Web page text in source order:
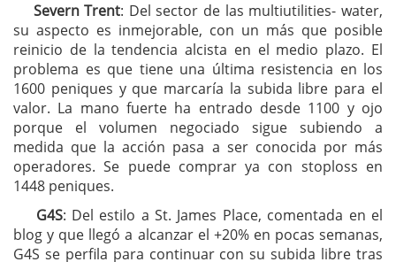
Severn Trent: Del sector de las multiutilities- water,
su aspecto es inmejorable, con un más que posible
reinicio de la tendencia alcista en el medio plazo. El
problema es que tiene una última resistencia en los
1600 peniques y que marcaría la subida libre para el
valor. La mano fuerte ha entrado desde 1100 y ojo
porque el volumen negociado sigue subiendo a
medida que la acción pasa a ser conocida por más
operadores. Se puede comprar ya con stoploss en
1448 peniques.
G4S: Del estilo a St. James Place, comentada en el
blog y que llegó a alcanzar el +20% en pocas semanas,
G4S se perfila para continuar con su subida libre tras